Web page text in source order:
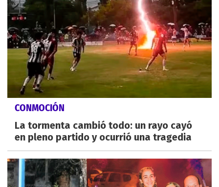
CONMOCIÓN
La tormenta cambió todo: un rayo cayó
en pleno partido y ocurrió una tragedia